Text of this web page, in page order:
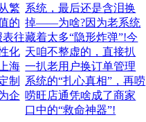
繁
的
表往
化
海
制
企
系统，最后还是含泪换
掉——为啥?因为老系统
藏着太多“隐形炸弹”!今
天咱不整虚的，直接扒
一扒老用户换订单管理
系统的“扎心真相”，再唠
唠旺店通凭啥成了商家
口中的“救命神器”!